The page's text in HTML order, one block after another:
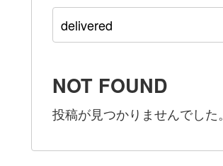
NOT FOUND
投稿が見つかりませんでした。